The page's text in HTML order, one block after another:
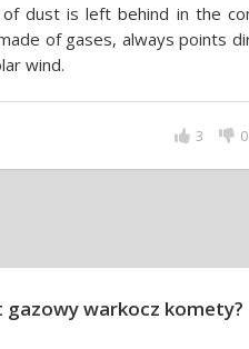
dust is left behind in the
of gases, always points
wind.
0
3
warkocz komety?